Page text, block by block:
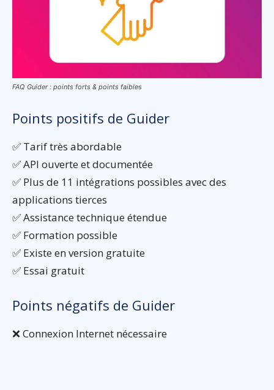
FAQ Guider : points forts & points faibles
Points positifs de Guider
✅ Tarif très abordable
✅ API ouverte et documentée
✅ Plus de 11 intégrations possibles avec des
applications tierces
✅ Assistance technique étendue
✅ Formation possible
✅ Existe en version gratuite
✅ Essai gratuit
Points négatifs de Guider
❌ Connexion Internet nécessaire